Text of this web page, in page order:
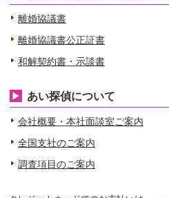
離婚協議書
離婚協議書公正証書
和解契約書・示談書
あい探偵について
会社概要・本社面談室ご案内
全国支社のご案内
調査項目のご案内